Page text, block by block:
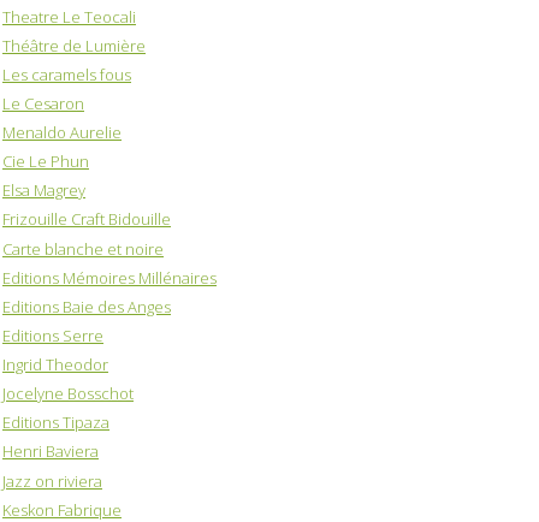
Theatre Le Teocali
Théâtre de Lumière
Les caramels fous
Le Cesaron
Menaldo Aurelie
Cie Le Phun
Elsa Magrey
Frizouille Craft Bidouille
Carte blanche et noire
Editions Mémoires Millénaires
Editions Baie des Anges
Editions Serre
Ingrid Theodor
Jocelyne Bosschot
Editions Tipaza
Henri Baviera
Jazz on riviera
Keskon Fabrique